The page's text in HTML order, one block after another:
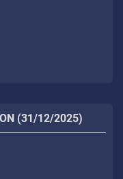
(31/12/2025)